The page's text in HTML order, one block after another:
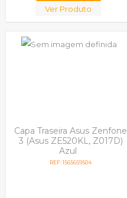
Ver Produto
Capa Traseira Asus Zenfone
3 (Asus ZE520KL, Z017D)
Azul
REF: 1565659504